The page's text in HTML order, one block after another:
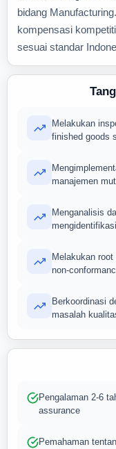
bidang
kompensasi
sesuai standar
Melakukan
finished goods
manajemen
Menganalisis
Melakukan
non-
Berkoordinasi
masalah
Pengalaman 2-6
assurance
Pemahaman